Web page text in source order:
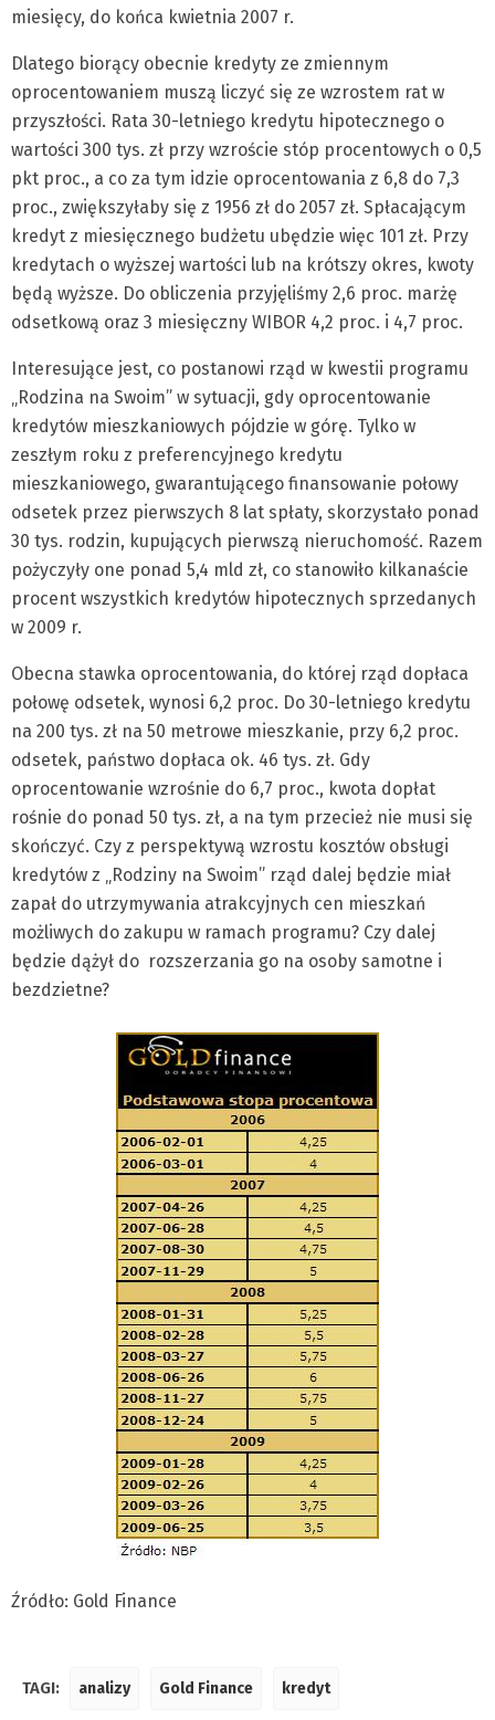
miesięcy, do końca kwietnia 2007 r.
Dlatego biorący obecnie kredyty ze zmiennym
oprocentowaniem muszą liczyć się ze wzrostem rat w
przyszłości. Rata 30-letniego kredytu hipotecznego o
wartości 300 tys. zł przy wzroście stóp procentowych o 0,5
pkt proc., a co za tym idzie oprocentowania z 6,8 do 7,3
proc., zwiększyłaby się z 1956 zł do 2057 zł. Spłacającym
kredyt z miesięcznego budżetu ubędzie więc 101 zł. Przy
kredytach o wyższej wartości lub na krótszy okres, kwoty
będą wyższe. Do obliczenia przyjęliśmy 2,6 proc. marżę
odsetkową oraz 3 miesięczny WIBOR 4,2 proc. i 4,7 proc.
Interesujące jest, co postanowi rząd w kwestii programu
„Rodzina na Swoim” w sytuacji, gdy oprocentowanie
kredytów mieszkaniowych pójdzie w górę. Tylko w
zeszłym roku z preferencyjnego kredytu
mieszkaniowego, gwarantującego finansowanie połowy
odsetek przez pierwszych 8 lat spłaty, skorzystało ponad
30 tys. rodzin, kupujących pierwszą nieruchomość. Razem
pożyczyły one ponad 5,4 mld zł, co stanowiło kilkanaście
procent wszystkich kredytów hipotecznych sprzedanych
w 2009 r.
Obecna stawka oprocentowania, do której rząd dopłaca
połowę odsetek, wynosi 6,2 proc. Do 30-letniego kredytu
na 200 tys. zł na 50 metrowe mieszkanie, przy 6,2 proc.
odsetek, państwo dopłaca ok. 46 tys. zł. Gdy
oprocentowanie wzrośnie do 6,7 proc., kwota dopłat
rośnie do ponad 50 tys. zł, a na tym przecież nie musi się
skończyć. Czy z perspektywą wzrostu kosztów obsługi
kredytów z „Rodziny na Swoim” rząd dalej będzie miał
zapał do utrzymywania atrakcyjnych cen mieszkań
możliwych do zakupu w ramach programu? Czy dalej
będzie dążył do rozszerzania go na osoby samotne i
bezdzietne?
Źródło: Gold Finance
TAGI: analizy Gold Finance kredyt